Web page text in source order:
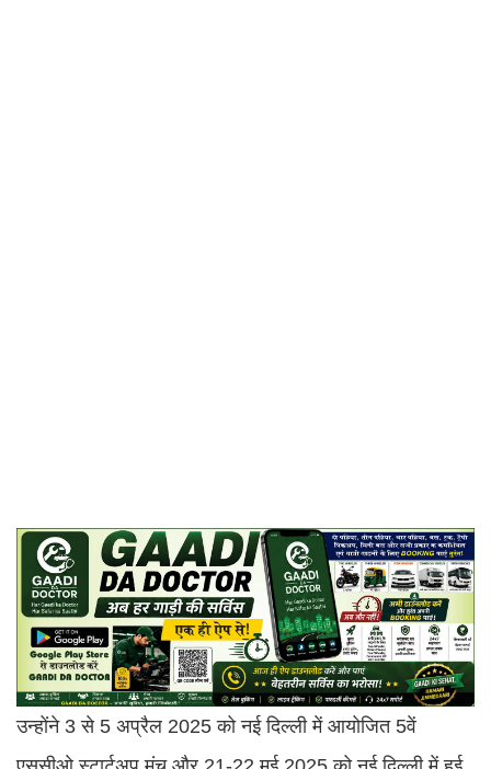
उन्होंने 3 से 5 अप्रैल 2025 को नई दिल्ली में आयोजित 5वें